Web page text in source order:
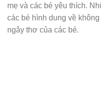
mẹ và các bé yêu thích.
các bé hình dung về
ngây thơ của các bé.